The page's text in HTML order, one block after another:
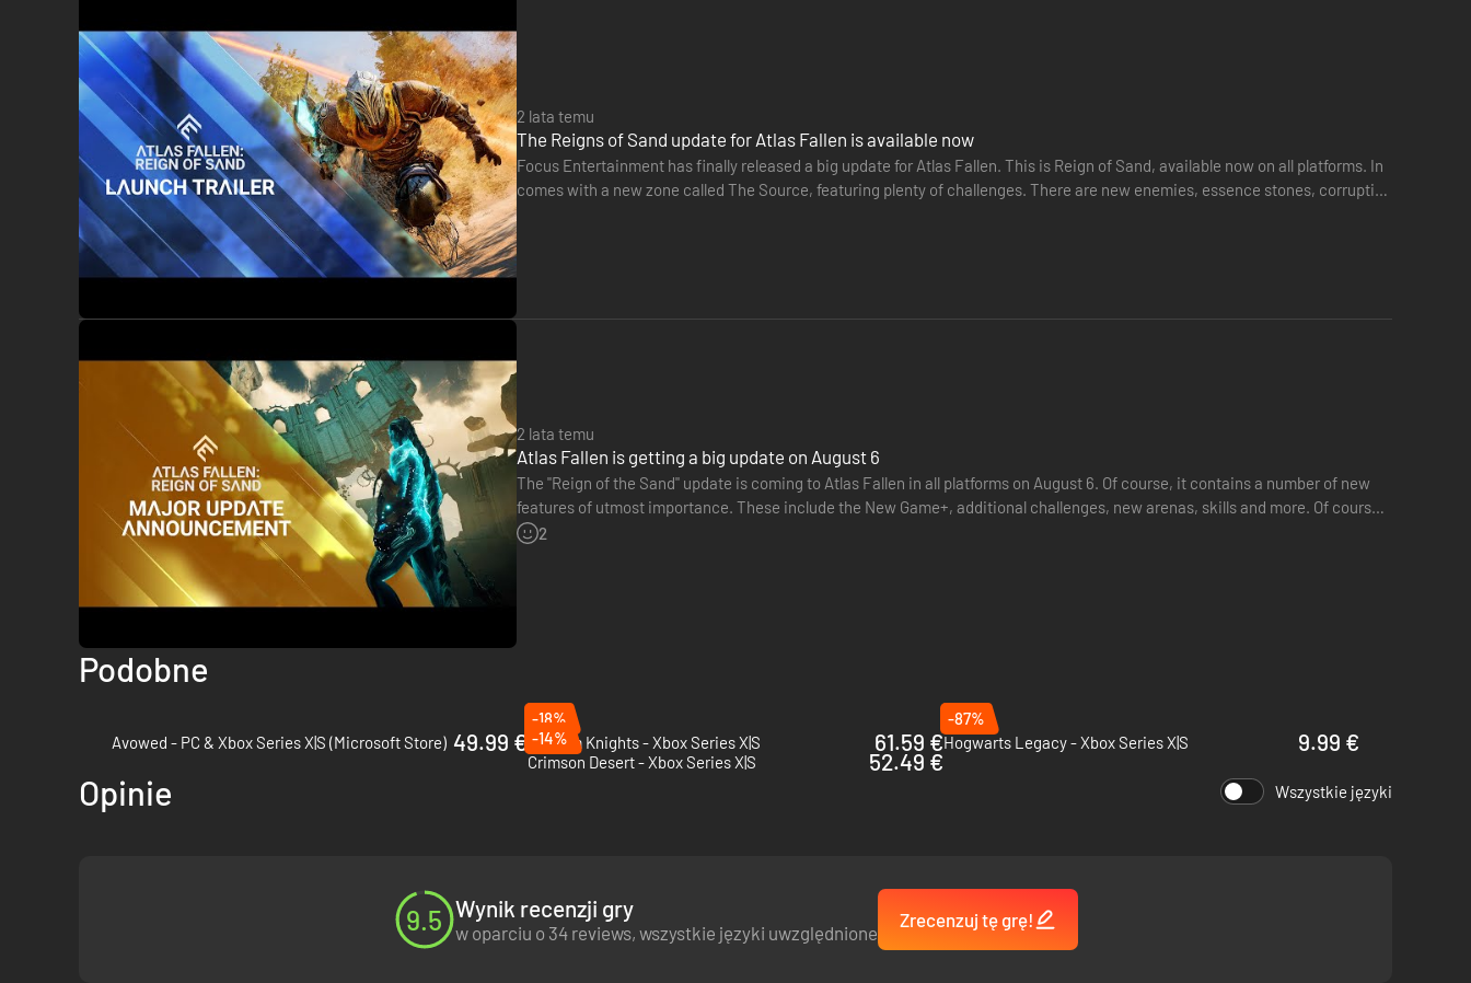
2 lata temu
The Reigns of Sand update for Atlas Fallen is available now
Focus Entertainment has finally released a big update for Atlas Fallen. This is Reign of Sand, available now on all platforms. In
comes with a new zone called The Source, featuring plenty of challenges. There are new enemies, essence stones, corruption
2 lata temu
Atlas Fallen is getting a big update on August 6
The "Reign of the Sand" update is coming to Atlas Fallen in all platforms on August 6. Of course, it contains a number of new
features of utmost importance. These include the New Game+, additional challenges, new arenas, skills and more. Of course,
it will be free of charge when it launches…
2
Podobne
Avowed - PC & Xbox Series X|S (Microsoft Store) 49.99 €
-18%
Gotham Knights - Xbox Series X|S
61.59 €
-87%
Hogwarts Legacy - Xbox Series X|S
9.99 €
-14%
Crimson Desert - Xbox Series X|S
52.49 €
Opinie Wszystkie języki
9.5 Wynik recenzji gry
w oparciu o 34 reviews, wszystkie języki uwzględnione
Zrecenzuj tę grę!